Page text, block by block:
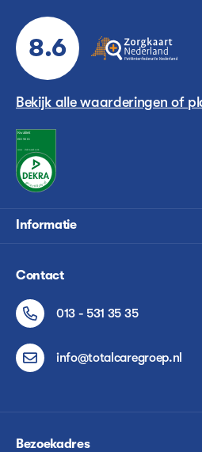
8.6
Bekijk alle waarderingen of
Informatie
Contact
013 - 531 35 35
info@totalcaregroep.nl
Bezoekadres